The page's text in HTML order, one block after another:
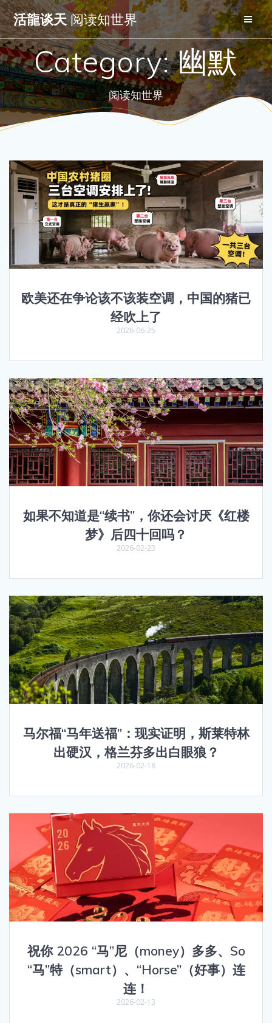
Skip
to
content
活龍谈天阅读知世界
Category:幽默
阅读知世界
欧美还在争论该不该装空调，中国的猪已
经吹上了
2026-06-25
如果不知道是“续书”，你还会讨厌《红楼
梦》后四十回吗？
2026-02-23
马尔福“马年送福”：现实证明，斯莱特林
出硬汉，格兰芬多出白眼狼？
2026-02-18
祝你 2026 “马”尼（money）多多、So
“马”特（smart）、“Horse”（好事）连
连！
2026-02-13